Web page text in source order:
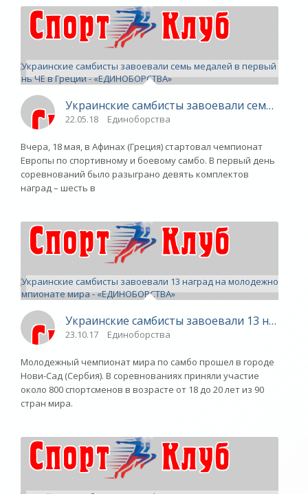
Украинские самбисты завоевали семь
22.05.18 Единоборства
Вчера, 18 мая, в Афинах (Греция) стартовал чемпионат
Европы по спортивному и боевому самбо. В первый день
соревнований было разыграно девять комплектов
наград – шесть в
Украинские самбисты завоевали 13
23.10.17 Единоборства
Молодежный чемпионат мира по самбо прошел в городе
Нови-Сад (Сербия). В соревнованиях приняли участие
около 800 спортсменов в возрасте от 18 до 20 лет из 90
стран мира.